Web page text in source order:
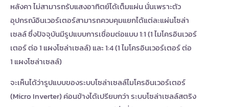
หลังคา ไม่สามารถรับแสงอาทิตย์ได้เต็มแผ่น นั่นเพราะตัว
อุปกรณ์อินเวอร์เตอร์สามารถควบคุมแยกได้แต่ละแผ่นโซล่า
เซลล์ ซึ่งปัจจุบันมีรูปแบบการเชื่อมต่อแบบ 1:1 (1ไมโครอินเวอร์
เตอร์ต่อ 1 แผงโซล่าเซลล์) และ 1:4(1ไมโครอินเวอร์เตอร์ต่อ
1 แผงโซล่าเซลล์)
จะเห็นได้ว่ารูปแบบของระบบโซล่าเซลล์ไมโครอินเวอร์เตอร์
(Micro Inverter) ค่อนข้างได้เปรียบกว่า ระบบโซล่าเซลล์สตริง